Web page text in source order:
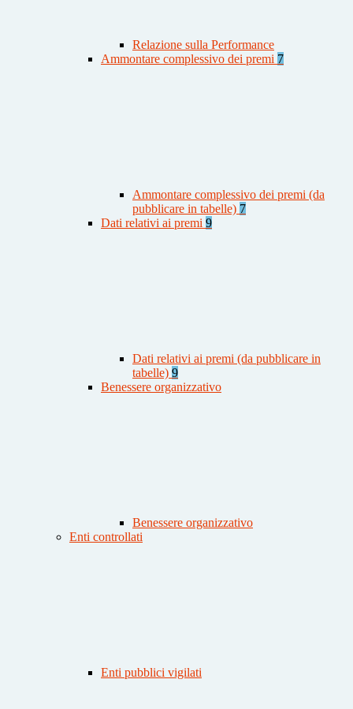
Relazione sulla Performance
Ammontare complessivo dei premi 7
Ammontare complessivo dei premi (da
pubblicare in tabelle) 7
Dati relativi ai premi 9
Dati relativi ai premi (da pubblicare in
tabelle) 9
Benessere organizzativo
Benessere organizzativo
Enti controllati
Enti pubblici vigilati